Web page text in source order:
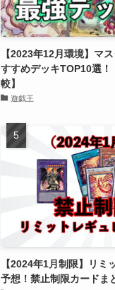
【2023年12月環境】マ
すすめデッキTOP10選
較】
遊戯王
【2024年1月制限】リミ
予想！禁止制限カードま